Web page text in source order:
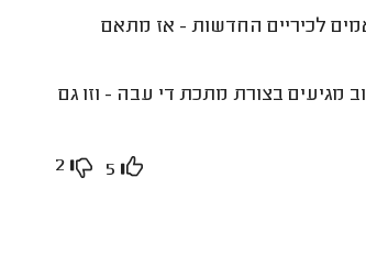
לכיריים החדשות - אז מתאם
מגיעים בצורת מתכת די עבה - וזו גם
5
2